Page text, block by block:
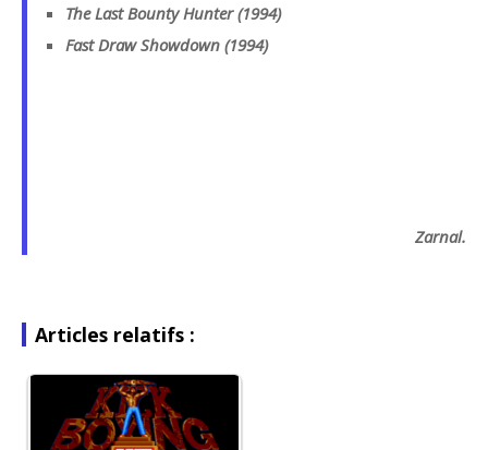
The Last Bounty Hunter (1994)
Fast Draw Showdown (1994)
Zarnal.
Articles relatifs :